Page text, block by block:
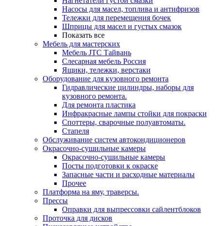
Насосы для масел, топлива и антифризов
Тележки для перемещения бочек
Шприцы для масел и густых смазок
Показать все
Мебель для мастерских
Мебель JTC Тайвань
Слесарная мебель Россия
Ящики, тележки, верстаки
Оборудование для кузовного ремонта
Гидравлические цилиндры, наборы для
кузовного ремонта.
Для ремонта пластика
Инфракрасные лампы стойки для покраски
Споттеры, сварочные полуавтоматы.
Стапеля
Обслуживание систем автокондиционеров
Окрасочно-сушильные камеры
Окрасочно-сушильные камеры
Посты подготовки к окраске
Запасные части и расходные материалы
Прочее
Платформа на яму, траверсы.
Прессы
Оправки для выпрессовки сайлентблоков
Проточка для дисков